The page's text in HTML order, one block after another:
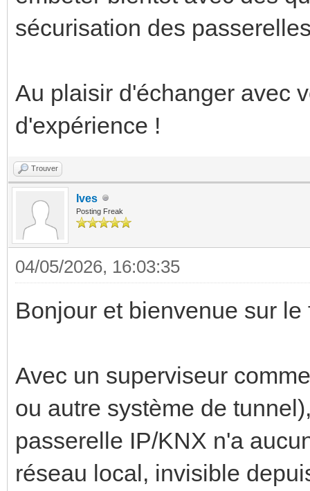
sécurisation des
Au plaisir d'échanger avec
d'expérience !
Trouver
Ives
Posting Freak
04/05/2026, 16:03:35
Bonjour et bienvenue sur le
Avec un superviseur
ou autre système de
passerelle IP/KNX n'a
réseau local, invisible